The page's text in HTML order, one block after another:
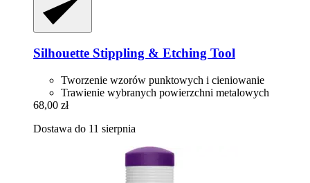
Silhouette Stippling & Etching Tool
Tworzenie wzorów punktowych i cieniowanie
Trawienie wybranych powierzchni metalowych
68,00 zł
Dostawa do 11 sierpnia